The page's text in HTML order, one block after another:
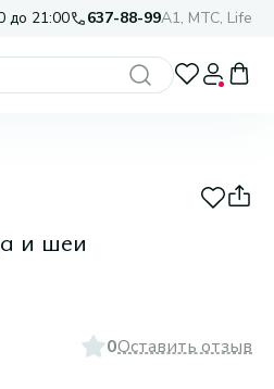
до 21:00 637-88-99A1, МТС, Life
и шеи
0Оставить отзыв